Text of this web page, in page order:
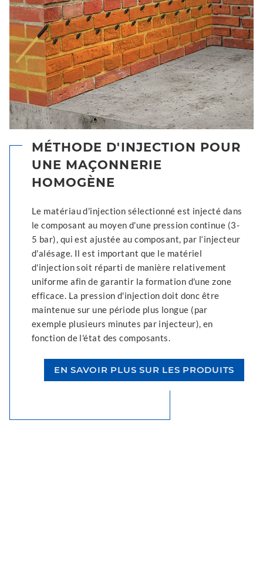
MÉTHODE D'INJECTION POUR
UNE MAÇONNERIE
HOMOGÈNE
Le matériau d'injection sélectionné est injecté dans
le composant au moyen d'une pression continue (3-
5 bar), qui est ajustée au composant, par l‘injecteur
d'alésage. Il est important que le matériel
d'injection soit réparti de manière relativement
uniforme afin de garantir la formation d'une zone
efficace. La pression d'injection doit donc être
maintenue sur une période plus longue (par
exemple plusieurs minutes par injecteur), en
fonction de l'état des composants.
EN SAVOIR PLUS SUR LES PRODUITS